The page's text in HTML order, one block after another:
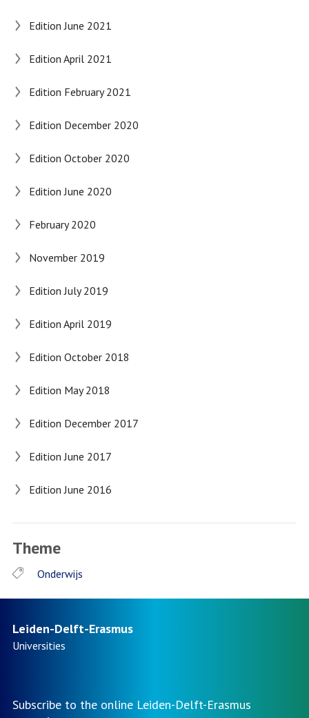
Edition June 2021
Edition April 2021
Edition February 2021
Edition December 2020
Edition October 2020
Edition June 2020
February 2020
November 2019
Edition July 2019
Edition April 2019
Edition October 2018
Edition May 2018
Edition December 2017
Edition June 2017
Edition June 2016
Theme
Onderwijs
Leiden-Delft-Erasmus
Universities
Subscribe to the online Leiden-Delft-Erasmus